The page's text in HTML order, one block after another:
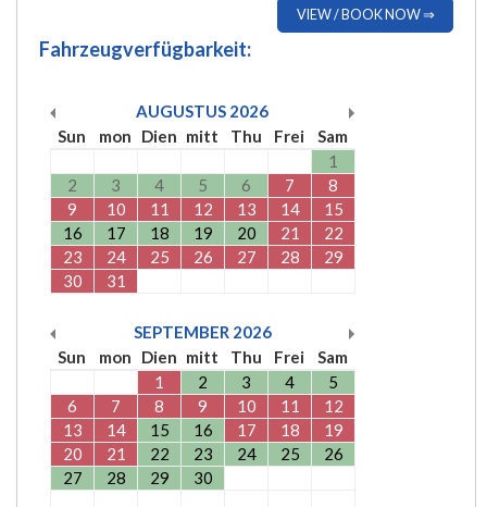
VIEW / BOOK NOW ⇒
Fahrzeugverfügbarkeit:
AUGUSTUS 2026
Sun
mon Dien mitt Thu Frei
Sam
1
2
3 4 5 6 7
8
9
10 11 12 13 14
15
16
17 18 19 20 21
22
23
24 25 26 27 28
29
30
31
SEPTEMBER 2026
Sun
mon Dien mitt Thu Frei
Sam
1
2 3 4
5
6
7 8 9 10 11
12
13
14 15 16 17 18
19
20
21 22 23 24 25
26
27
28 29 30